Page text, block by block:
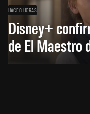
HACE 8 HORAS
Disney+
de El Maestro